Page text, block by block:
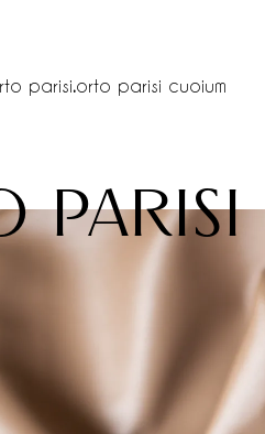
parisi.orto parisi cuoium
parisi